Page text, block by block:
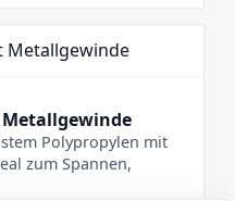
Polypropylen mit
zum Spannen,